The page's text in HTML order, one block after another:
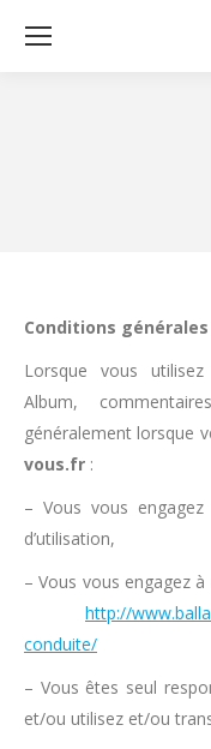
Conditions
Lorsque vous
Album,
généralement lorsque
vous.fr :
– Vous vous
d’utilisation,
– Vous vous engagez
http://
conduite/
– Vous êtes seul
et/ou utilisez et/ou